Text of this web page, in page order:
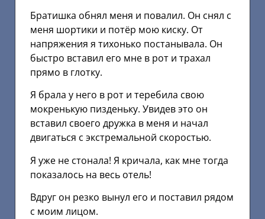
Братишка обнял меня и повалил. Он снял с
меня шортики и потёр мою киску. От
напряжения я тихонько постанывала. Он
быстро вставил его мне в рот и трахал
прямо в глотку.
Я брала у него в рот и теребила свою
мокренькую пизденьку. Увидев это он
вставил своего дружка в меня и начал
двигаться с экстремальной скоростью.
Я уже не стонала! Я кричала, как мне тогда
показалось на весь отель!
Вдруг он резко вынул его и поставил рядом
с моим лицом.